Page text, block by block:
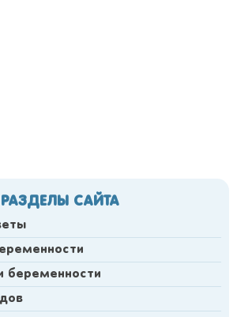
РАЗДЕЛЫ САЙТА
беременности